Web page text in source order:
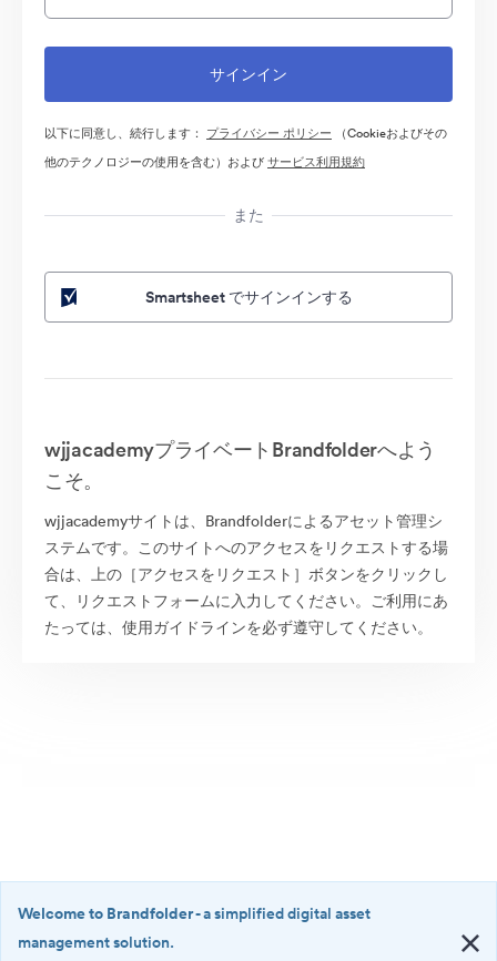
以下に同意し、続行します： プライバシー ポリシー （Cookieおよびその
他のテクノロジーの使用を含む）およびサービス利用規約
また
Smartsheet でサインインする
wjjacademyプライベートBrandfolderへよう
こそ。
wjjacademyサイトは、Brandfolderによるアセット管理シ
ステムです。このサイトへのアクセスをリクエストする場
合は、上の［アクセスをリクエスト］ボタンをクリックし
て、リクエストフォームに入力してください。ご利用にあ
たっては、使用ガイドラインを必ず遵守してください。
Welcome to Brandfolder- a simplified digital asset
management solution.